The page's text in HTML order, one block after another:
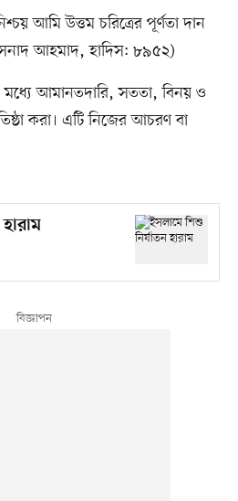
আমি উত্তম চরিত্রের পূর্ণতা দান
আহমাদ, হাদিস: ৮৯৫২)
মধ্যে আমানতদারি, সততা, বিনয় ও
করা। এটি নিজের আচরণ বা